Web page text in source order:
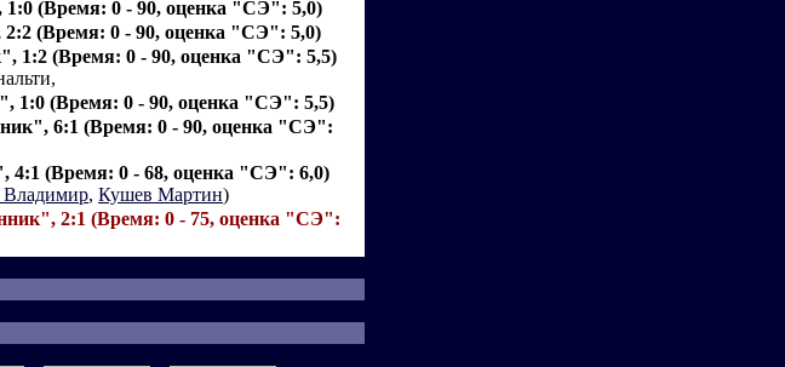
(Время: 0 - 90, оценка "СЭ": 5,0)
(Время: 0 - 90, оценка "СЭ": 5,0)
1:2 (Время: 0 - 90, оценка "СЭ": 5,5)
1:0 (Время: 0 - 90, оценка "СЭ": 5,5)
6:1 (Время: 0 - 90, оценка "СЭ":
(Время: 0 - 68, оценка "СЭ": 6,0)
Владимир, Кушев Мартин)
2:1 (Время: 0 - 75, оценка "СЭ":